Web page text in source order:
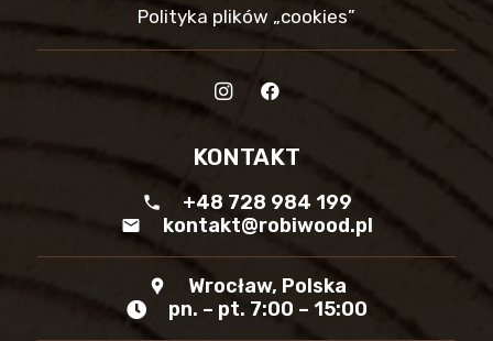
Polityka plików „cookies”
KONTAKT
phone +48 728 984 199
mail kontakt@robiwood.pl
location_pin
Wrocław, Polska
pn. – pt. 7:00 – 15:00